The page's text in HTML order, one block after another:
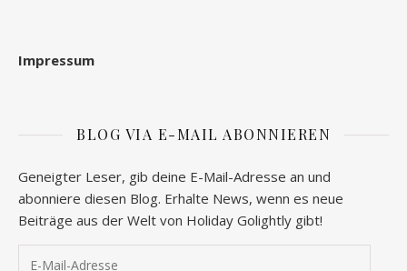
Impressum
BLOG VIA E-MAIL ABONNIEREN
Geneigter Leser, gib deine E-Mail-Adresse an und
abonniere diesen Blog. Erhalte News, wenn es neue
Beiträge aus der Welt von Holiday Golightly gibt!